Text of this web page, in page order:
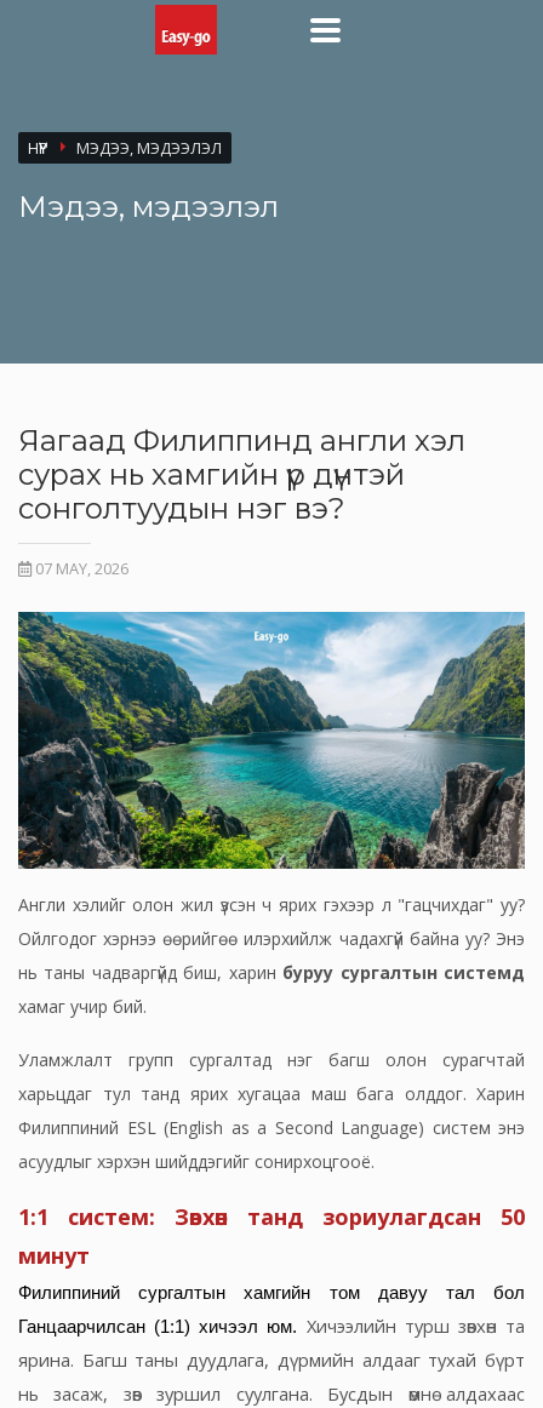
НҮҮР МЭДЭЭ, МЭДЭЭЛЭЛ
Мэдээ, мэдээлэл
Яагаад Филиппинд англи хэл
сурах нь хамгийн үр дүнтэй
сонголтуудын нэг вэ?
07 MAY, 2026
Англи хэлийг олон жил үзсэн ч ярих гэхээр л "гацчихдаг" уу?
Ойлгодог хэрнээ өөрийгөө илэрхийлж чадахгүй байна уу? Энэ
нь таны чадваргүйд биш, харин буруу сургалтын системд
хамаг учир бий.
Уламжлалт групп сургалтад нэг багш олон сурагчтай
харьцдаг тул танд ярих хугацаа маш бага олддог. Харин
Филиппиний ESL (English as a Second Language) систем энэ
асуудлыг хэрхэн шийддэгийг сонирхоцгооё.
1:1 систем: Зөвхөн танд зориулагдсан 50
минут
Филиппиний сургалтын хамгийн том давуу тал бол
Ганцаарчилсан (1:1) хичээл юм. Хичээлийн турш зөвхөн та
ярина. Багш таны дуудлага, дүрмийн алдааг тухай бүрт
нь засаж, зөв зуршил суулгана. Бусдын өмнө алдахаас